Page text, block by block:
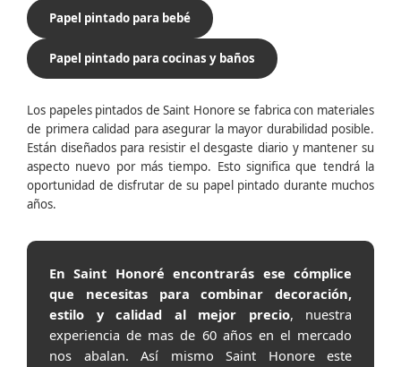
Papel pintado para bebé
Papel pintado para cocinas y baños
Los papeles pintados de Saint Honore se fabrica con materiales
de primera calidad para asegurar la mayor durabilidad posible.
Están diseñados para resistir el desgaste diario y mantener su
aspecto nuevo por más tiempo. Esto significa que tendrá la
oportunidad de disfrutar de su papel pintado durante muchos
años.
En Saint Honoré encontrarás ese cómplice
que necesitas para combinar decoración,
estilo y calidad al mejor precio, nuestra
experiencia de mas de 60 años en el mercado
nos abalan. Así mismo Saint Honore este